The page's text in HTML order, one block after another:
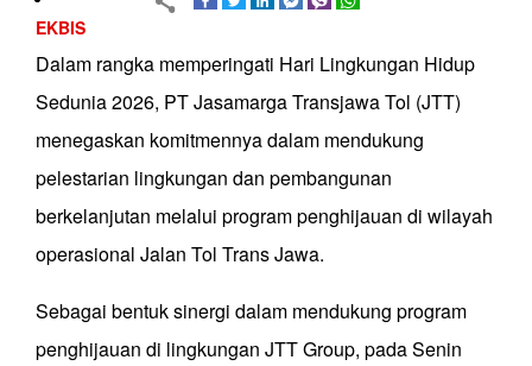
EKBIS
Dalam rangka memperingati Hari Lingkungan Hidup
Sedunia 2026, PT Jasamarga Transjawa Tol (JTT)
menegaskan komitmennya dalam mendukung
pelestarian lingkungan dan pembangunan
berkelanjutan melalui program penghijauan di wilayah
operasional Jalan Tol Trans Jawa.
Sebagai bentuk sinergi dalam mendukung program
penghijauan di lingkungan JTT Group, pada Senin